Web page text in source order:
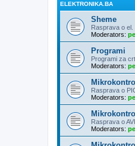
ELEKTRONIKA.BA
Sheme
Rasprava o el.
Moderators:
Programi
Programi za
Moderators:
Rasprava o
Moderators:
Rasprava o
Moderators: